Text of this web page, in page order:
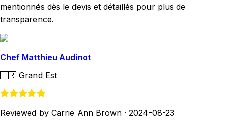
mentionnés dès le devis et détaillés pour plus de
transparence.
Chef Matthieu Audinot
🇫🇷 Grand Est
Reviewed by Carrie Ann Brown · 2024-08-23